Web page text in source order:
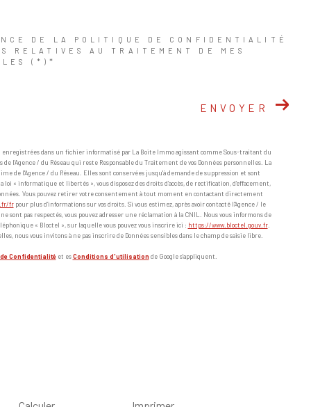
DE LA POLITIQUE DE CONFIDENTIALITÉ
RELATIVES AU TRAITEMENT DE MES
(*)*
ENVOYER
dans un fichier informatisé par La Boite Immo agissant comme Sous-traitant du
l'Agence / du Réseau qui reste Responsable du Traitement de vos Données personnelles. La
de l'Agence / du Réseau. Elles sont conservées jusqu'à demande de suppression et sont
loi « informatique et libertés », vous disposez des droits d’accès, de rectification, d’effacement,
Vous pouvez retirer votre consentement à tout moment en contactant directement
frpour plus d’informations sur vos droits. Si vous estimez, après avoir contacté l'Agence / le
sont pas respectés, vous pouvez adresser une réclamation à la CNIL. Nous vous informons de
« Bloctel », sur laquelle vous pouvez vous inscrire ici : https://www.bloctel.gouv.fr.
nous vous invitons à ne pas inscrire de Données sensibles dans le champ de saisie libre.
Confidentialitéet esConditions d'utilisation de Google s'appliquent.